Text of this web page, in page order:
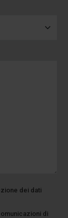
dei dati
di